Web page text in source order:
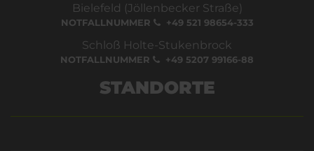
Bielefeld (Jöllenbecker Straße)
NOTFALLNUMMER +49 521 98654-333
Schloß Holte-Stukenbrock
NOTFALLNUMMER +49 5207 99166-88
STANDORTE